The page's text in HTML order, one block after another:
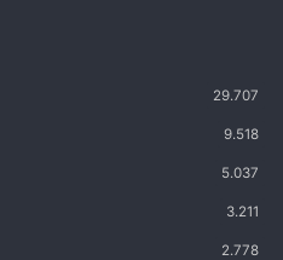
29.707
9.518
5.037
3.211
2.778